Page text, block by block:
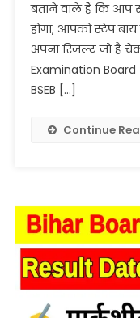
बताने वाले हैं कि आप
होगा, आपको स्टेप
अपना रिजल्ट जो है
Examination Board
BSEB […]
Continue